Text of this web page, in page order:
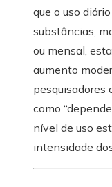
que o uso
substâncias,
ou mensal,
aumento
pesquisadores
como
nível de uso
intensidade